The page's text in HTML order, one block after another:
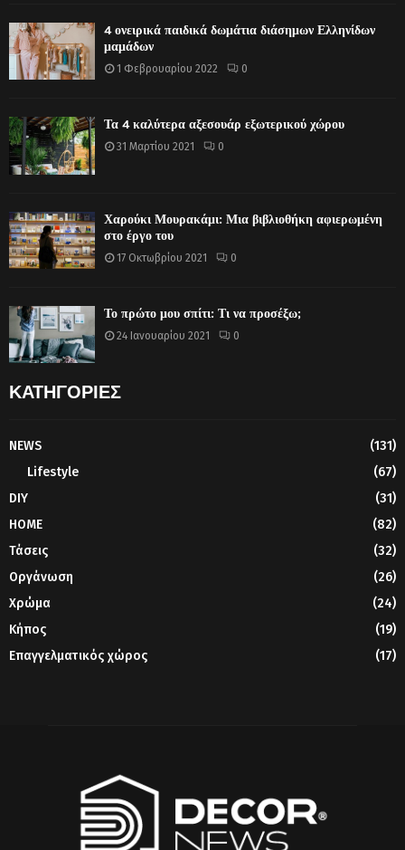
4 ονειρικά παιδικά δωμάτια διάσημων Ελληνίδων
μαμάδων
1 Φεβρουαρίου 2022 0
Τα 4 καλύτερα αξεσουάρ εξωτερικού χώρου
31 Μαρτίου 2021 0
Χαρούκι Μουρακάμι: Μια βιβλιοθήκη αφιερωμένη
στο έργο του
17 Οκτωβρίου 2021 0
Το πρώτο μου σπίτι: Τι να προσέξω;
24 Ιανουαρίου 2021 0
ΚΑΤΗΓΟΡΙΕΣ
NEWS
(131)
Lifestyle
(67)
DIY
(31)
HOME
(82)
Τάσεις
(32)
Οργάνωση
(26)
Χρώμα
(24)
Κήπος
(19)
Επαγγελματικός χώρος
(17)